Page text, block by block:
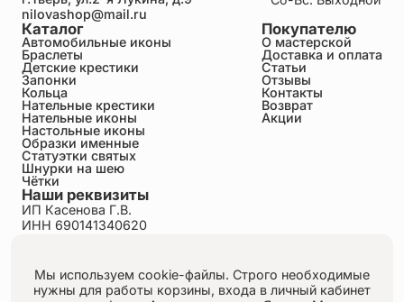
Каталог
Автомобильные иконы
Браслеты
Детские крестики
Запонки
Кольца
Нательные крестики
Нательные иконы
Настольные иконы
Образки именные
Статуэтки святых
Шнурки на шею
Чётки
Покупателю
О мастерской
Доставка и оплата
Статьи
Отзывы
Контакты
Возврат
Акции
nilovashop@mail.ru
Наши реквизиты
ИП Касенова Г.В.
ИНН 690141340620
Пользовательское соглашение
Публичная оферта
Мы используем cookie-файлы. Строго необходимые
нужны для работы корзины, входа в личный кабинет